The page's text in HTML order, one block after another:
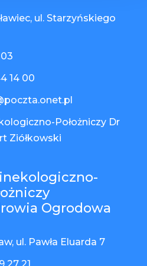
ul. Starzyńskiego
14 00
Położniczy Dr
Ziółkowski
Ogrodowa
ul. Pawła Eluarda 7